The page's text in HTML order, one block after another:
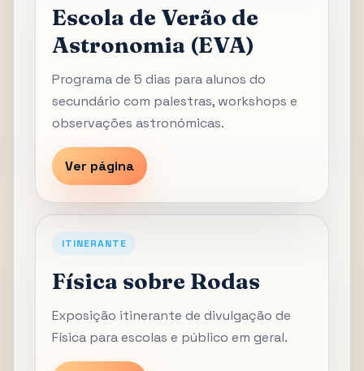
Escola de Verão de
Astronomia (EVA)
Programa de 5 dias para alunos do
secundário com palestras, workshops e
observações astronómicas.
Ver página
ITINERANTE
Física sobre Rodas
Exposição itinerante de divulgação de
Física para escolas e público em geral.